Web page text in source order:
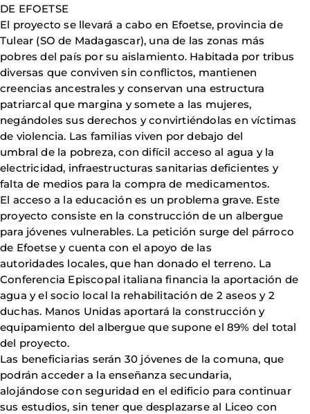
DE EFOETSE
El proyecto se llevará a cabo en Efoetse, provincia de
Tulear (SO de Madagascar), una de las zonas más
pobres del país por su aislamiento. Habitada por tribus
diversas que conviven sin conflictos, mantienen
creencias ancestrales y conservan una estructura
patriarcal que margina y somete a las mujeres,
negándoles sus derechos y convirtiéndolas en víctimas
de violencia. Las familias viven por debajo del
umbral de la pobreza, con difícil acceso al agua y la
electricidad, infraestructuras sanitarias deficientes y
falta de medios para la compra de medicamentos.
El acceso a la educación es un problema grave. Este
proyecto consiste en la construcción de un albergue
para jóvenes vulnerables. La petición surge del párroco
de Efoetse y cuenta con el apoyo de las
autoridades locales, que han donado el terreno. La
Conferencia Episcopal italiana financia la aportación de
agua y el socio local la rehabilitación de 2 aseos y 2
duchas. Manos Unidas aportará la construcción y
equipamiento del albergue que supone el 89% del total
del proyecto.
Las beneficiarias serán 30 jóvenes de la comuna, que
podrán acceder a la enseñanza secundaria,
alojándose con seguridad en el edificio para continuar
sus estudios, sin tener que desplazarse al Liceo con